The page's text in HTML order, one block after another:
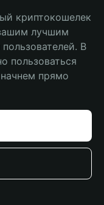
криптокошелек
лучшим
В
пользоваться
прямо